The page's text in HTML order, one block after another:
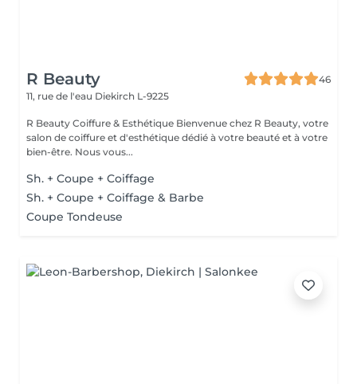
R Beauty
46
11, rue de l'eau Diekirch L-9225
R Beauty Coiffure & Esthétique Bienvenue chez R Beauty, votre
salon de coiffure et d'esthétique dédié à votre beauté et à votre
bien-être. Nous vous...
Sh. + Coupe + Coiffage
Sh. + Coupe + Coiffage & Barbe
Coupe Tondeuse